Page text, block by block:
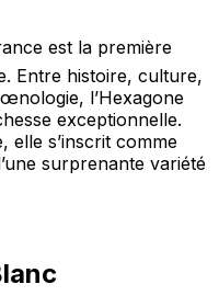
est la première
Entre histoire, culture,
l’Hexagone
exceptionnelle.
elle s’inscrit comme
surprenante variété